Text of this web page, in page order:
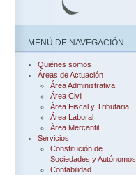
MENÚ DE NAVEGACIÓN
Quiénes somos
Áreas de Actuación
Área Administrativa
Área Civil
Área Fiscal y Tributaria
Área Laboral
Área Mercantil
Servicios
Constitución de
Sociedades y Autónomos
Contabilidad